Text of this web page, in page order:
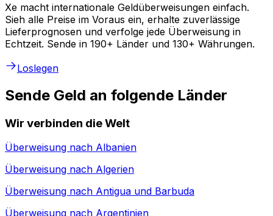
Xe macht internationale Geldüberweisungen einfach.
Sieh alle Preise im Voraus ein, erhalte zuverlässige
Lieferprognosen und verfolge jede Überweisung in
Echtzeit. Sende in 190+ Länder und 130+ Währungen.
Loslegen
Sende Geld an folgende Länder
Wir verbinden die Welt
Überweisung nach Albanien
Überweisung nach Algerien
Überweisung nach Antigua und Barbuda
Überweisung nach Argentinien